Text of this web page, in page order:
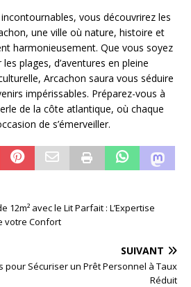
vous découvrirez les
une ville où nature, histoire et
harmonieusement. Que vous soyez
plages, d’aventures en pleine
Arcachon saura vous séduire
impérissables. Préparez-vous à
de la côte atlantique, où chaque
de s’émerveiller.
12m² avec le Lit Parfait : L’Expertise
votre Confort
SUIVANT
pour Sécuriser un Prêt Personnel à Taux
Réduit